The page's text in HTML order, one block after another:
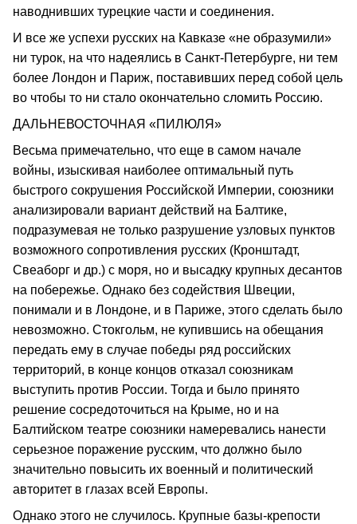
наводнивших турецкие части и соединения.
И все же успехи русских на Кавказе «не образумили»
ни турок, на что надеялись в Санкт-Петербурге, ни тем
более Лондон и Париж, поставивших перед собой цель
во чтобы то ни стало окончательно сломить Россию.
ДАЛЬНЕВОСТОЧНАЯ «ПИЛЮЛЯ»
Весьма примечательно, что еще в самом начале
войны, изыскивая наиболее оптимальный путь
быстрого сокрушения Российской Империи, союзники
анализировали вариант действий на Балтике,
подразумевая не только разрушение узловых пунктов
возможного сопротивления русских (Кронштадт,
Свеаборг и др.) с моря, но и высадку крупных десантов
на побережье. Однако без содействия Швеции,
понимали и в Лондоне, и в Париже, этого сделать было
невозможно. Стокгольм, не купившись на обещания
передать ему в случае победы ряд российских
территорий, в конце концов отказал союзникам
выступить против России. Тогда и было принято
решение сосредоточиться на Крыме, но и на
Балтийском театре союзники намеревались нанести
серьезное поражение русским, что должно было
значительно повысить их военный и политический
авторитет в глазах всей Европы.
Однако этого не случилось. Крупные базы-крепости